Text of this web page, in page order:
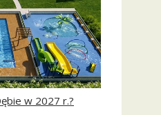
w 2027 r.?